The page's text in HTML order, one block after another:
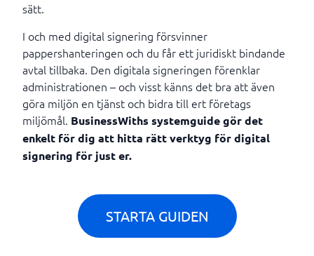
sätt.
I och med digital signering försvinner
pappershanteringen och du får ett juridiskt bindande
avtal tillbaka. Den digitala signeringen förenklar
administrationen – och visst känns det bra att även
göra miljön en tjänst och bidra till ert företags
miljömål. BusinessWiths systemguide gör det
enkelt för dig att hitta rätt verktyg för digital
signering för just er.
STARTA GUIDEN